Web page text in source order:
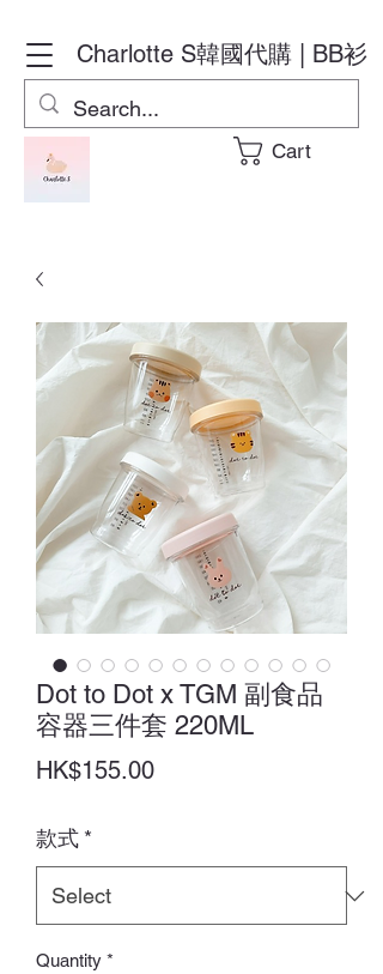
Charlotte S韓國代購 | BB衫
Cart
Dot to Dot x TGM 副食品
容器三件套 220ML
HK$155.00Price
款式 *
Quantity *